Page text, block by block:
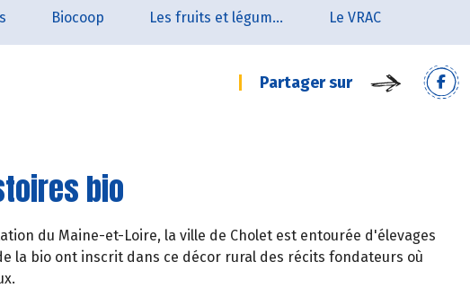
Biocoop Les fruits et légumes Le VRAC
Partager sur
bio
du Maine-et-Loire, la ville de Cholet est entourée d'élevages
la bio ont inscrit dans ce décor rural des récits fondateurs où